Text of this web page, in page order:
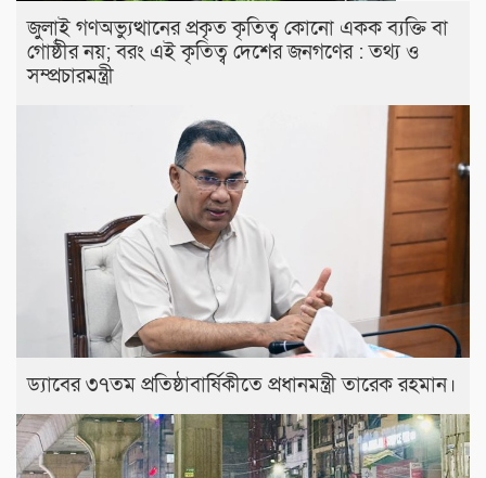
জুলাই গণঅভ্যুত্থানের প্রকৃত কৃতিত্ব কোনো একক ব্যক্তি বা
গোষ্ঠীর নয়; বরং এই কৃতিত্ব দেশের জনগণের : তথ্য ও
সম্প্রচারমন্ত্রী
ড্যাবের ৩৭তম প্রতিষ্ঠাবার্ষিকীতে প্রধানমন্ত্রী তারেক রহমান।